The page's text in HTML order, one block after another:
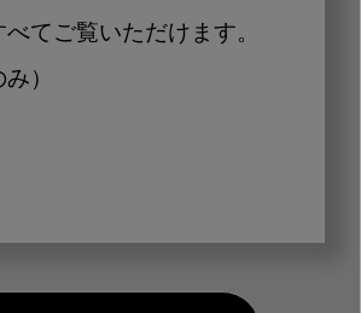
てご覧いただけます。
）